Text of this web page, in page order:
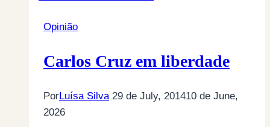
Opinião
Carlos Cruz em liberdade
PorLuísa Silva 29 de July, 201410 de June,
2026